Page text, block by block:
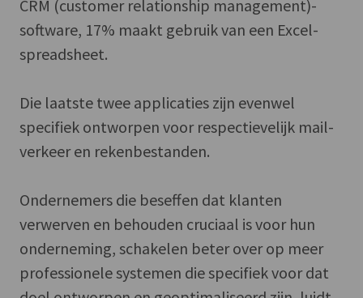
CRM (customer relationship management)-
software, 17% maakt gebruik van een Excel-
spreadsheet.
Die laatste twee applicaties zijn evenwel
specifiek ontworpen voor respectievelijk mail-
verkeer en rekenbestanden.
Ondernemers die beseffen dat klanten
verwerven en behouden cruciaal is voor hun
onderneming, schakelen beter over op meer
professionele systemen die specifiek voor dat